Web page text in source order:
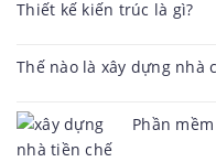
Thiết kế kiến trúc là gì?
Thế nào là xây dựng nhà
Phần